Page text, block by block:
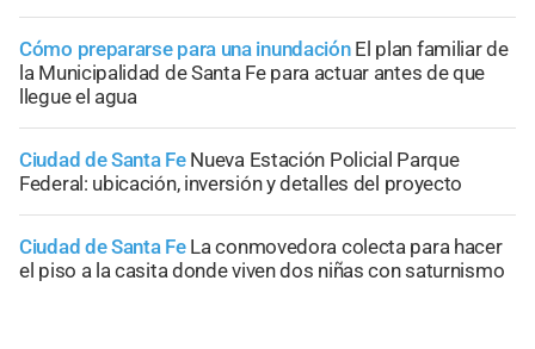
Cómo prepararse para una inundación El plan familiar de
la Municipalidad de Santa Fe para actuar antes de que
llegue el agua
Ciudad de Santa Fe Nueva Estación Policial Parque
Federal: ubicación, inversión y detalles del proyecto
Ciudad de Santa Fe La conmovedora colecta para hacer
el piso a la casita donde viven dos niñas con saturnismo